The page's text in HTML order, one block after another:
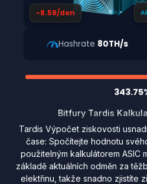
-8.58/den
Hashrate 80TH/s
Bitfury Tardis
Tardis Výpočet ziskovosti
čase: Spočítejte hodnotu
použitelným kalkulátorem ASIC
základě aktuálních odměn za
elektřinu, takže snadno zjistíte